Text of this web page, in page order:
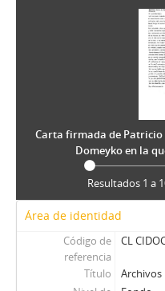
FMA - Fernando
Carta firmada de Patricio
Domeyko en la
Resultados 1 a
Área de identidad
Código de
referencia
CL
Título
Archivos